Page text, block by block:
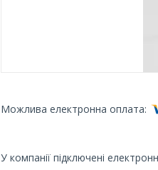
У компанії підключені